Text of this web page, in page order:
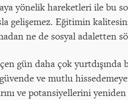
yönelik hareketleri ile bu
gelişemez. Eğitimin
ne de sosyal adaletten
gün daha çok yurtdışında
ve mutlu
ve potansiyellerini